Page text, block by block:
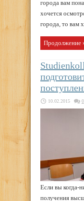
города вам
хочется
города, то вам
Продолжение
10.02.2015 0
Если вы когда-
получения